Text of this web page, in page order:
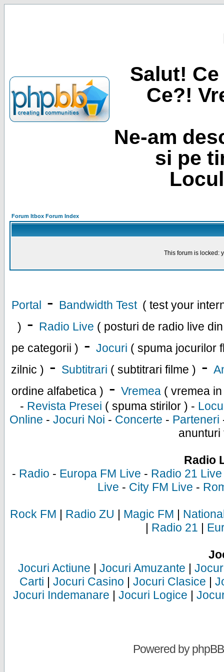
Salut!
Ce?!
Ne-am
si pe
Forum Itbox Forum Index
This forum is locked:
Portal - Bandwidth Test ( test your
) - Radio Live ( posturi de radio live
pe categorii ) - Jocuri ( spuma jocurilor
zilnic ) - Subtitrari ( subtitrari filme ) -
ordine alfabetica ) - Vremea ( vremea
- Revista Presei ( spuma stirilor ) -
Online - Jocuri Noi - Concerte - Parteneri
anunturi
Radio
- Radio - Europa FM Live - Radio 21 Live
Live - City FM Live -
Rock FM | Radio ZU | Magic FM |
| Radio 21 |
Jocuri Actiune | Jocuri Amuzante |
Carti | Jocuri Casino | Jocuri Clasice |
Jocuri Indemanare | Jocuri Logice |
Powered byphpBB